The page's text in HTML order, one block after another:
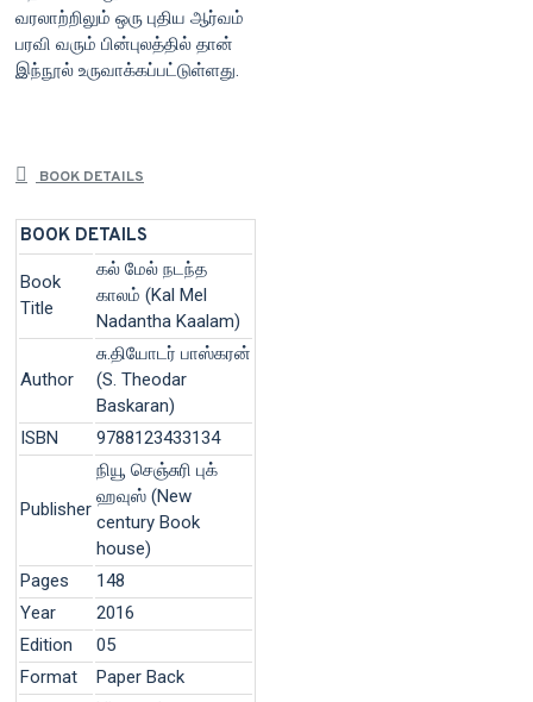
வரலாற்றிலும் ஒரு புதிய ஆர்வம்
பரவி வரும் பின்புலத்தில் தான்
இந்நூல் உருவாக்கப்பட்டுள்ளது.
BOOK DETAILS
BOOK DETAILS
Book
Title
கல் மேல் நடந்த
காலம் (Kal Mel
Nadantha Kaalam)
Author
சு.தியோடர் பாஸ்கரன்
(S. Theodar
Baskaran)
ISBN
9788123433134
Publisher
நியூ செஞ்சுரி புக்
ஹவுஸ் (New
century Book
house)
Pages
148
Year
2016
Edition
05
Format
Paper Back